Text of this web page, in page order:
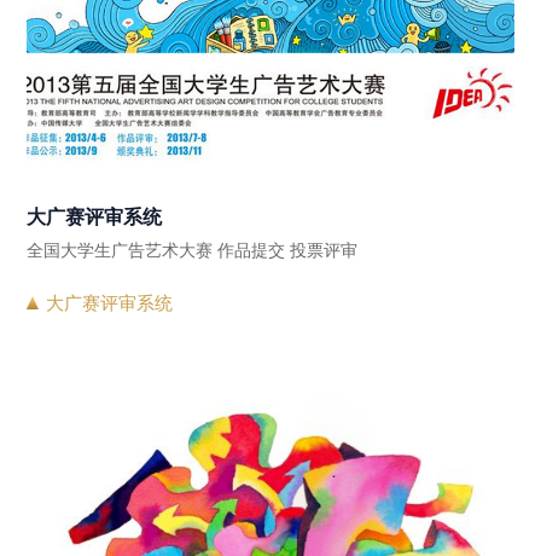
大广赛评审系统
全国大学生广告艺术大赛 作品提交 投票评审
大广赛评审系统